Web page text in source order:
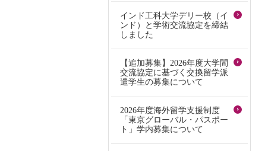
インド工科大学デリー校（イ
ンド）と学術交流協定を締結
しました
【追加募集】2026年度大学間
交流協定に基づく交換留学派
遣学生の募集について
2026年度海外留学支援制度
「東京グローバル・パスポー
ト」学内募集について